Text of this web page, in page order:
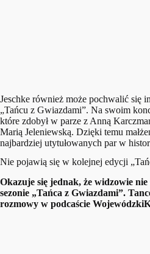
Jeschke również może pochwalić się
„Tańcu z Gwiazdami”. Na swoim
które zdobył w parze z Anną
Marią Jeleniewską. Dzięki temu
najbardziej utytułowanych par w
Nie pojawią się w kolejnej edycji
Okazuje się jednak, że widzowie
sezonie „Tańca z Gwiazdami”.
rozmowy w podcaście